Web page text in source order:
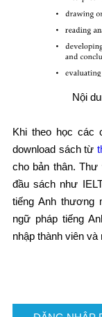
Nội
Khi theo học các
download sách từ
cho bản thân.
đầu sách như
tiếng Anh thương
ngữ pháp tiếng
nhập thành viên